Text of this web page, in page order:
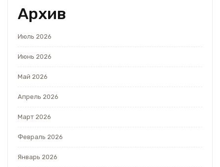
Архив
Июль 2026
Июнь 2026
Май 2026
Апрель 2026
Март 2026
Февраль 2026
Январь 2026